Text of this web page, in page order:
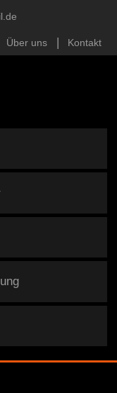
Über uns Kontakt